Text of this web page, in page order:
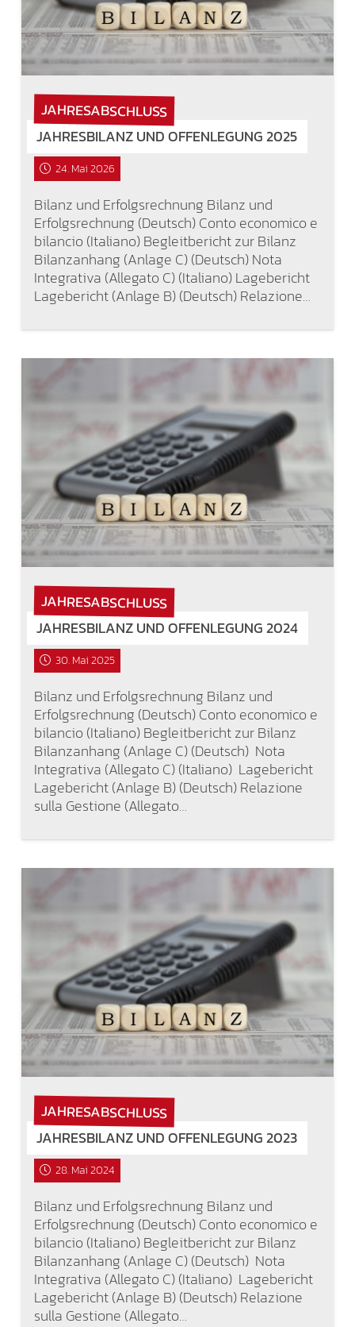
JAHRESABSCHLUSS
JAHRESBILANZ UND OFFENLEGUNG 2025
24. Mai 2026
Bilanz und Erfolgsrechnung Bilanz und
Erfolgsrechnung (Deutsch) Conto economico e
bilancio (Italiano) Begleitbericht zur Bilanz
Bilanzanhang (Anlage C) (Deutsch) Nota
Integrativa (Allegato C) (Italiano) Lagebericht
Lagebericht (Anlage B) (Deutsch) Relazione…
JAHRESABSCHLUSS
JAHRESBILANZ UND OFFENLEGUNG 2024
30. Mai 2025
Bilanz und Erfolgsrechnung Bilanz und
Erfolgsrechnung (Deutsch) Conto economico e
bilancio (Italiano) Begleitbericht zur Bilanz
Bilanzanhang (Anlage C) (Deutsch) Nota
Integrativa (Allegato C) (Italiano) Lagebericht
Lagebericht (Anlage B) (Deutsch) Relazione
sulla Gestione (Allegato…
JAHRESABSCHLUSS
JAHRESBILANZ UND OFFENLEGUNG 2023
28. Mai 2024
Bilanz und Erfolgsrechnung Bilanz und
Erfolgsrechnung (Deutsch) Conto economico e
bilancio (Italiano) Begleitbericht zur Bilanz
Bilanzanhang (Anlage C) (Deutsch) Nota
Integrativa (Allegato C) (Italiano) Lagebericht
Lagebericht (Anlage B) (Deutsch) Relazione
sulla Gestione (Allegato…